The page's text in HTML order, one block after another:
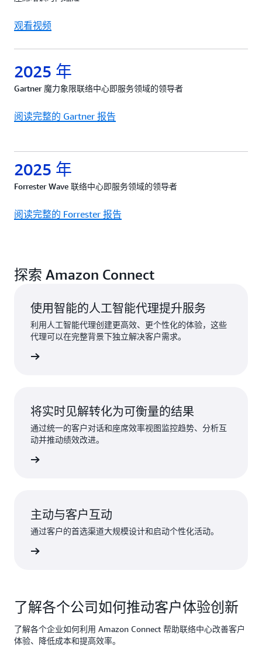
观看视频
2025 年
Gartner 魔力象限联络中心即服务领域的领导者
阅读完整的 Gartner 报告
2025 年
Forrester Wave 联络中心即服务领域的领导者
阅读完整的 Forrester 报告
探索 Amazon Connect
使用智能的人工智能代理提升服务
利用人工智能代理创建更高效、更个性化的体验，这些
代理可以在完整背景下独立解决客户需求。
将实时见解转化为可衡量的结果
通过统一的客户对话和座席效率视图监控趋势、分析互
动并推动绩效改进。
主动与客户互动
通过客户的首选渠道大规模设计和启动个性化活动。
了解各个公司如何推动客户体验创新
了解各个企业如何利用 Amazon Connect 帮助联络中心改善客户
体验、降低成本和提高效率。